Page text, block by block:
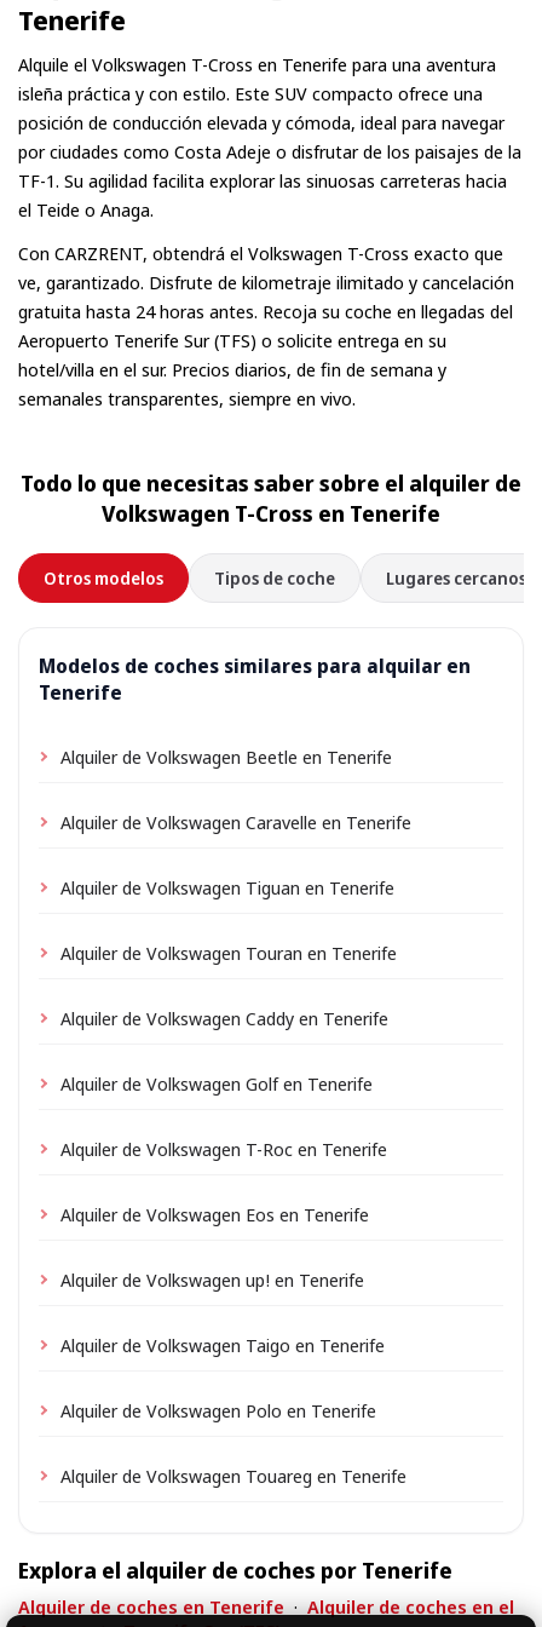
mostrada por adelantado.
Tenerife
Alquile el Volkswagen T-Cross en Tenerife para una aventura
isleña práctica y con estilo. Este SUV compacto ofrece una
posición de conducción elevada y cómoda, ideal para navegar
por ciudades como Costa Adeje o disfrutar de los paisajes de la
TF-1. Su agilidad facilita explorar las sinuosas carreteras hacia
el Teide o Anaga.
Con CARZRENT, obtendrá el Volkswagen T-Cross exacto que
ve, garantizado. Disfrute de kilometraje ilimitado y cancelación
gratuita hasta 24 horas antes. Recoja su coche en llegadas del
Aeropuerto Tenerife Sur (TFS) o solicite entrega en su
hotel/villa en el sur. Precios diarios, de fin de semana y
semanales transparentes, siempre en vivo.
Todo lo que necesitas saber sobre el alquiler de
Volkswagen T-Cross en Tenerife
Otros modelos Tipos de coche Lugares cercanos
Modelos de coches similares para alquilar en
Tenerife
Alquiler de Volkswagen Beetle en Tenerife
Alquiler de Volkswagen Caravelle en Tenerife
Alquiler de Volkswagen Tiguan en Tenerife
Alquiler de Volkswagen Touran en Tenerife
Alquiler de Volkswagen Caddy en Tenerife
Alquiler de Volkswagen Golf en Tenerife
Alquiler de Volkswagen T-Roc en Tenerife
Alquiler de Volkswagen Eos en Tenerife
Alquiler de Volkswagen up! en Tenerife
Alquiler de Volkswagen Taigo en Tenerife
Alquiler de Volkswagen Polo en Tenerife
Alquiler de Volkswagen Touareg en Tenerife
Explora el alquiler de coches por Tenerife
Alquiler de coches en Tenerife·Alquiler de coches en el